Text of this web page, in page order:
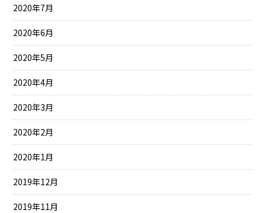
2020年7月
2020年6月
2020年5月
2020年4月
2020年3月
2020年2月
2020年1月
2019年12月
2019年11月